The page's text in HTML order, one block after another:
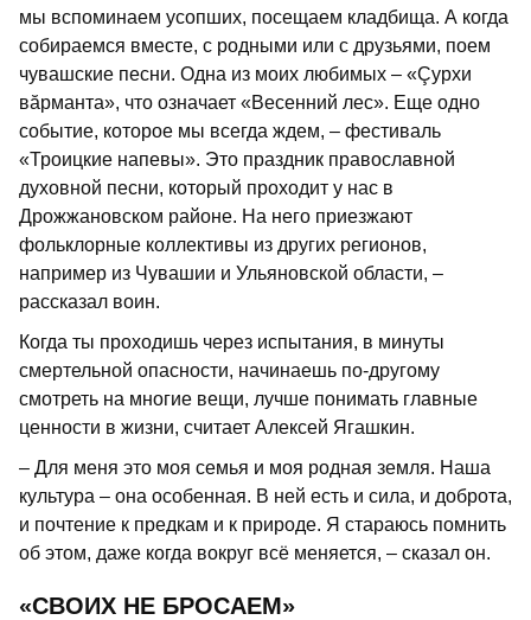
мы вспоминаем усопших, посещаем кладбища. А когда
собираемся вместе, с родными или с друзьями, поем
чувашские песни. Одна из моих любимых – «Çурхи
вӑрманта», что означает «Весенний лес». Еще одно
событие, которое мы всегда ждем, – фестиваль
«Троицкие напевы». Это праздник православной
духовной песни, который проходит у нас в
Дрожжановском районе. На него приезжают
фольклорные коллективы из других регионов,
например из Чувашии и Ульяновской области, –
рассказал воин.
Когда ты проходишь через испытания, в минуты
смертельной опасности, начинаешь по-другому
смотреть на многие вещи, лучше понимать главные
ценности в жизни, считает Алексей Ягашкин.
– Для меня это моя семья и моя родная земля. Наша
культура – она особенная. В ней есть и сила, и доброта,
и почтение к предкам и к природе. Я стараюсь помнить
об этом, даже когда вокруг всё меняется, – сказал он.
«СВОИХ НЕ БРОСАЕМ»